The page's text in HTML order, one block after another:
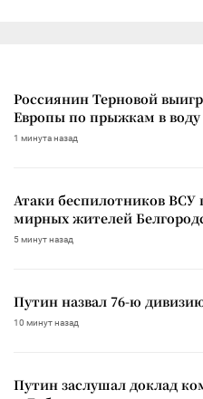
Россиянин Терновой
Европы по прыжкам в воду
1 минута назад
Атаки беспилотников ВСУ
мирных жителей
5 минут назад
Путин назвал 76-ю
10 минут назад
Путин заслушал доклад